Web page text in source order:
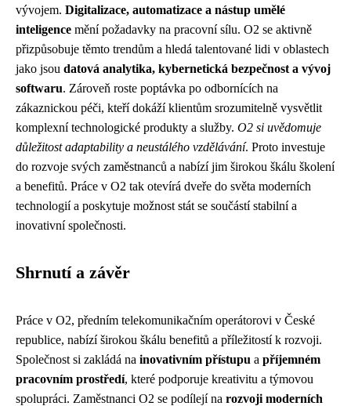
vývojem. Digitalizace, automatizace a nástup umělé
inteligence mění požadavky na pracovní sílu. O2 se aktivně
přizpůsobuje těmto trendům a hledá talentované lidi v oblastech
jako jsou datová analytika, kybernetická bezpečnost a vývoj
softwaru. Zároveň roste poptávka po odbornících na
zákaznickou péči, kteří dokáží klientům srozumitelně vysvětlit
komplexní technologické produkty a služby. O2 si uvědomuje
důležitost adaptability a neustálého vzdělávání. Proto investuje
do rozvoje svých zaměstnanců a nabízí jim širokou škálu školení
a benefitů. Práce v O2 tak otevírá dveře do světa moderních
technologií a poskytuje možnost stát se součástí stabilní a
inovativní společnosti.
Shrnutí a závěr
Práce v O2, předním telekomunikačním operátorovi v České
republice, nabízí širokou škálu benefitů a příležitostí k rozvoji.
Společnost si zakládá na inovativním přístupu a příjemném
pracovním prostředí, které podporuje kreativitu a týmovou
spolupráci. Zaměstnanci O2 se podílejí na rozvoji moderních